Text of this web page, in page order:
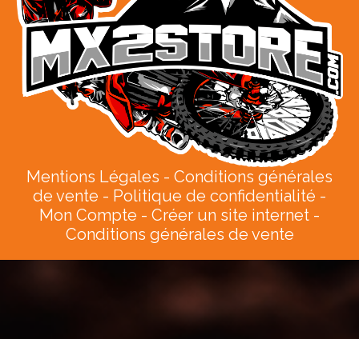
Mentions Légales
Conditions générales
de vente
Politique de confidentialité
Mon Compte
Créer un site internet
Conditions générales de vente